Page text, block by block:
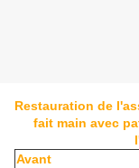
Restauration de
fait main avec
Avant